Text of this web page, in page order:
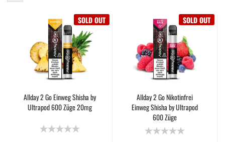
SOLD OUT
Allday 2 Go Einweg Shisha by
Ultrapod 600 Züge 20mg
SOLD OUT
Allday 2 Go Nikotinfrei
Einweg Shisha by Ultrapod
600 Züge